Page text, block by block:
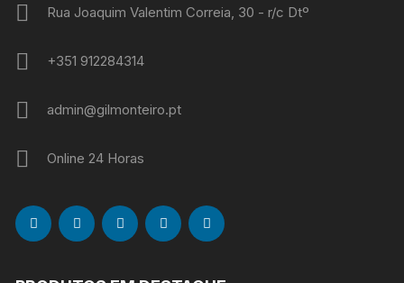
Rua Joaquim Valentim Correia, 30 - r/c Dtº
+351 912284314
admin@gilmonteiro.pt
Online 24 Horas